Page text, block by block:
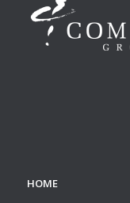
HOME